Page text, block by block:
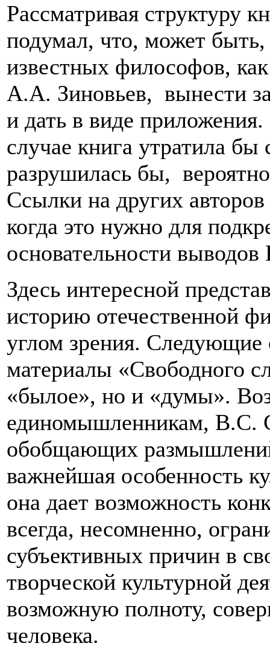
Рассматривая структуру
подумал, что, может быть,
известных философов,
А.А. Зиновьев, вынести
и дать в виде
случае книга утратила
разрушилась бы,
Ссылки на других
когда это нужно для
основательности
Здесь интересной
историю отечественной
углом зрения.
материалы «Свободного
«былое», но и «думы».
единомышленникам, В.С.
обобщающих
важнейшая особенность
она дает возможность
всегда, несомненно,
субъективных причин в
творческой культурной
возможную полноту,
человека.